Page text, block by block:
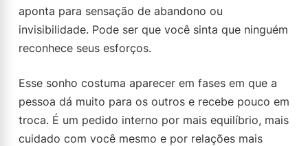
aponta para sensação de abandono ou
invisibilidade. Pode ser que você sinta que ninguém
reconhece seus esforços.
Esse sonho costuma aparecer em fases em que a
pessoa dá muito para os outros e recebe pouco em
troca. É um pedido interno por mais equilíbrio, mais
cuidado com você mesmo e por relações mais